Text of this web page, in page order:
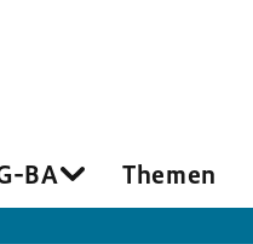
BA Themen